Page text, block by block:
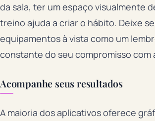
da sala, ter um espaço visualmente
treino ajuda a criar o hábito. Deixe
equipamentos à vista como um
constante do seu compromisso com
Acompanhe seus resultados
A maioria dos aplicativos oferece